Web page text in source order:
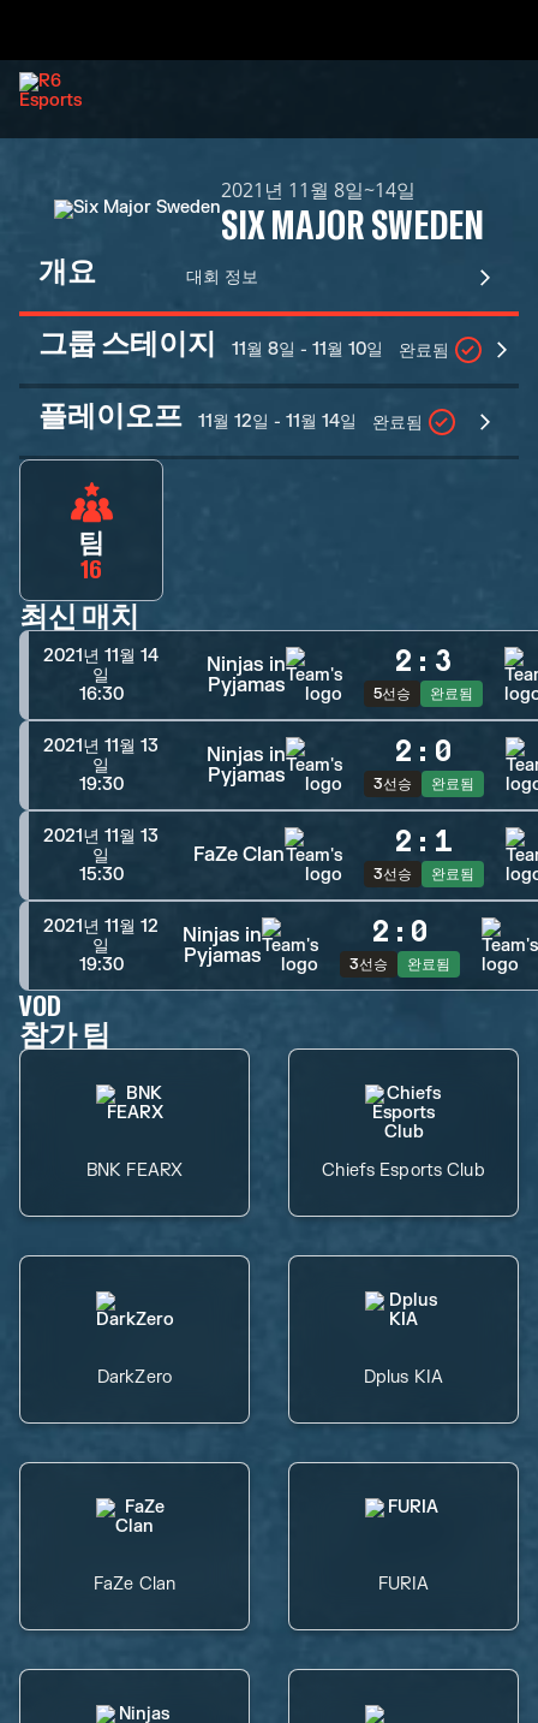
2021년 11월 8일~14일
SIX MAJOR SWEDEN
개요 대회 정보
그룹 스테이지 11월 8일 - 11월 10일 완료됨
플레이오프 11월 12일 - 11월 14일 완료됨
팀
16
최신 매치
2021년 11월 14
일
16:30
Ninjas in
Pyjamas
2 : 3
5선승 완료됨
2021년 11월 13
일
19:30
Ninjas in
Pyjamas
2 : 0
3선승 완료됨
2021년 11월 13
일
15:30
FaZe Clan 2 : 1
3선승 완료됨
2021년 11월 12
일
19:30
Ninjas in
Pyjamas
2 : 0
3선승 완료됨
VOD
참가 팀
BNK FEARX Chiefs Esports Club
DarkZero Dplus KIA
FaZe Clan FURIA